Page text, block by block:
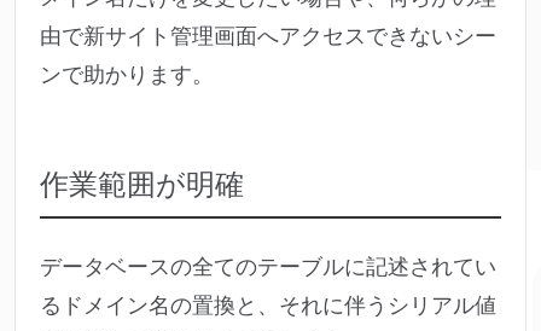
由で新サイト管理画面へアクセスできないシー
ンで助かります。
作業範囲が明確
データベースの全てのテーブルに記述されてい
るドメイン名の置換と、それに伴うシリアル値